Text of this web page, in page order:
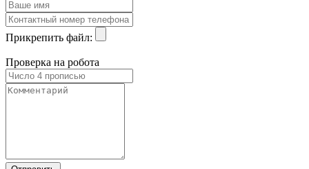
Прикрепить файл:
Проверка на робота